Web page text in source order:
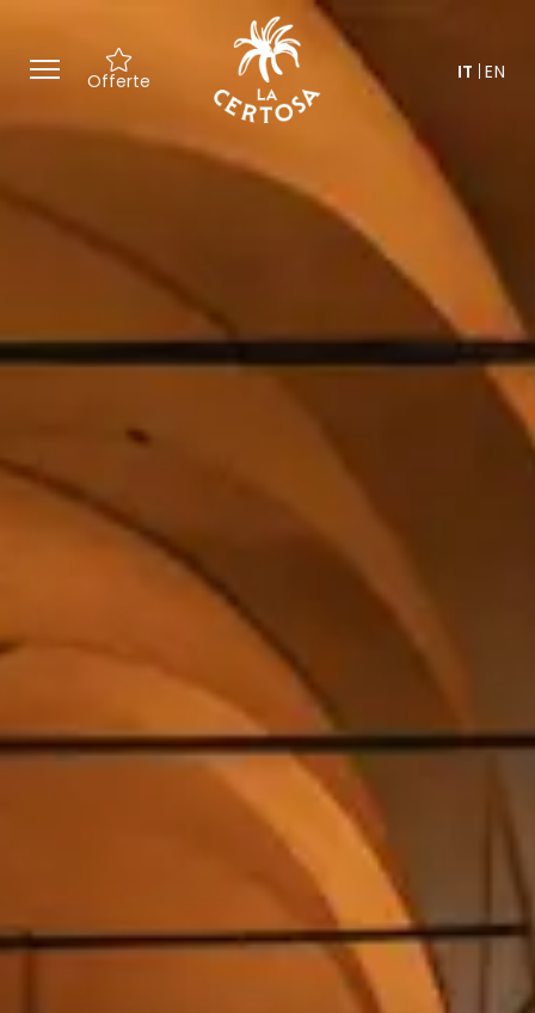
IT EN
Offerte
Offerte esclusive ed esperienze
Un’accoglienza speciale con un
regalo ispirato alla Certosa.
personalizzare ogni dettaglio del
Toscana.